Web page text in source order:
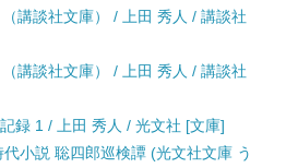
講談社文庫） / 上田 秀人 / 講談社
講談社文庫） / 上田 秀人 / 講談社
録 1 / 上田 秀人 / 光文社 [文庫]
小説 聡四郎巡検譚 (光文社文庫 う